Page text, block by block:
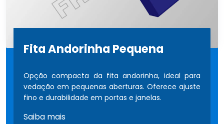
Fita Andorinha Pequena
Opção compacta da fita andorinha, ideal para
vedação em pequenas aberturas. Oferece ajuste
fino e durabilidade em portas e janelas.
Saiba mais